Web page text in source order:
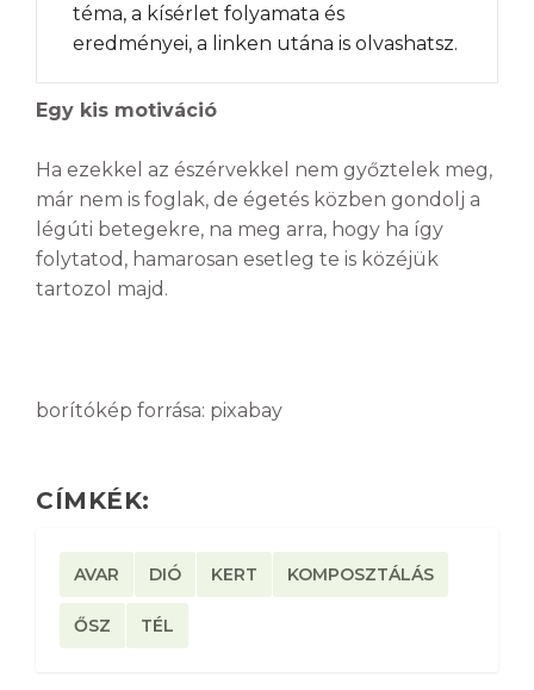
téma, a kísérlet folyamata és
eredményei, a linken utána is olvashatsz.
Egy kis motiváció
Ha ezekkel az észérvekkel nem győztelek meg,
már nem is foglak, de égetés közben gondolj a
légúti betegekre, na meg arra, hogy ha így
folytatod, hamarosan esetleg te is közéjük
tartozol majd.
borítókép forrása: pixabay
CÍMKÉK:
AVAR DIÓ KERT KOMPOSZTÁLÁS
ŐSZ TÉL